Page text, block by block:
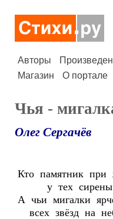
Авторы
Магазин
О портале
Чья -
Олег Сергачёв
Кто памятник при
у тех сирены
А чьи мигалки
всех звёзд на